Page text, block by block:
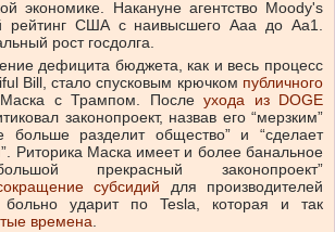
экономике. Накануне агентство Moody's
рейтинг США с наивысшего Aaa до Aa1.
рост госдолга.
дефицита бюджета, как и весь процесс
Bill, стало спусковым крючком публичного
с Трампом. После ухода из DOGE
законопроект, назвав его “мерзким”
разделит общество” и “сделает
Риторика Маска имеет и более банальное
прекрасный законопроект”
субсидий
для производителей
больно ударит по Tesla, которая и так
времена